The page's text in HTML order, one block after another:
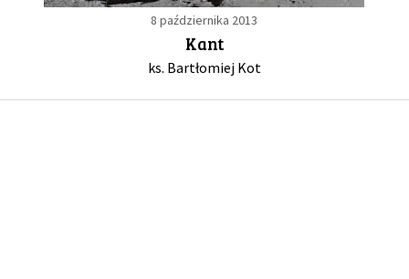
GALERIA
DRUŻYNA
8 października 2013
Kant
ks. Bartłomiej Kot